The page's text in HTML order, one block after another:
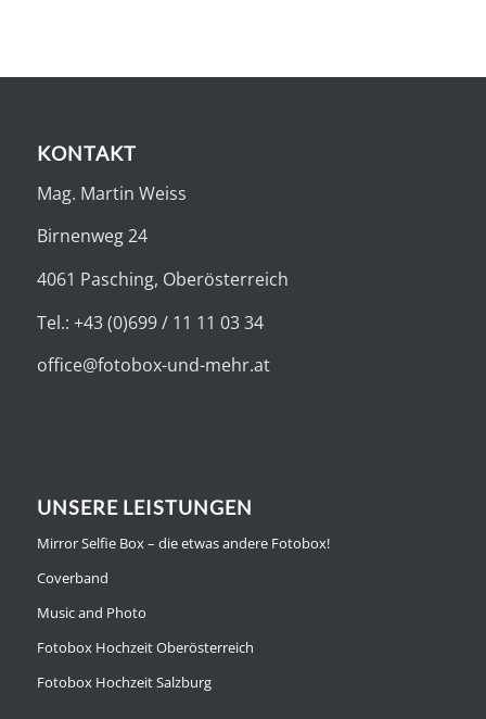
KONTAKT
Mag. Martin Weiss
Birnenweg 24
4061 Pasching, Oberösterreich
Tel.: +43 (0)699 / 11 11 03 34
office@fotobox-und-mehr.at
UNSERE LEISTUNGEN
Mirror Selfie Box – die etwas andere Fotobox!
Coverband
Music and Photo
Fotobox Hochzeit Oberösterreich
Fotobox Hochzeit Salzburg